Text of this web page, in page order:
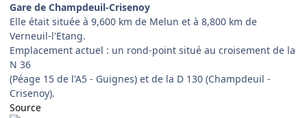
Gare de Champdeuil-Crisenoy
Elle était située à 9,600 km de Melun et à 8,800 km de
Verneuil-l'Etang.
Emplacement actuel : un rond-point situé au croisement de la
N 36
(Péage 15 de l'A5 - Guignes) et de la D 130 (Champdeuil -
Crisenoy).
Source